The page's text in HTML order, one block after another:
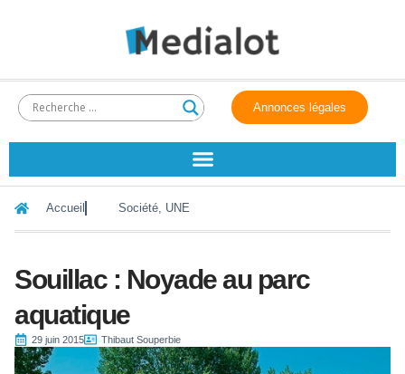
Annonces légales
Accueil Société, UNE
Souillac : Noyade au parc
aquatique
29 juin 2015 Thibaut Souperbie